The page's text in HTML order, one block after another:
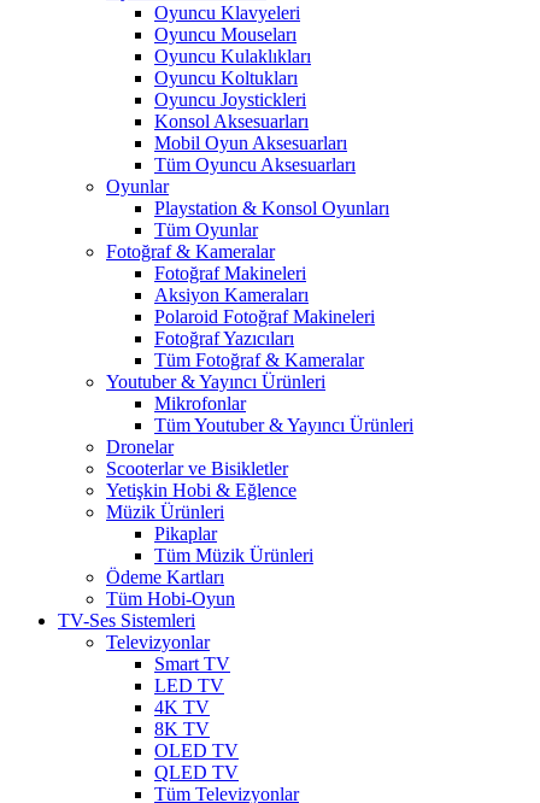
Oyuncu Klavyeleri
Oyuncu Mouseları
Oyuncu Kulaklıkları
Oyuncu Koltukları
Oyuncu Joystickleri
Konsol Aksesuarları
Mobil Oyun Aksesuarları
Tüm Oyuncu Aksesuarları
Oyunlar
Playstation & Konsol Oyunları
Tüm Oyunlar
Fotoğraf & Kameralar
Fotoğraf Makineleri
Aksiyon Kameraları
Polaroid Fotoğraf Makineleri
Fotoğraf Yazıcıları
Tüm Fotoğraf & Kameralar
Youtuber & Yayıncı Ürünleri
Mikrofonlar
Tüm Youtuber & Yayıncı Ürünleri
Dronelar
Scooterlar ve Bisikletler
Yetişkin Hobi & Eğlence
Müzik Ürünleri
Pikaplar
Tüm Müzik Ürünleri
Ödeme Kartları
Tüm Hobi-Oyun
TV-Ses Sistemleri
Televizyonlar
Smart TV
LED TV
4K TV
8K TV
OLED TV
QLED TV
Tüm Televizyonlar